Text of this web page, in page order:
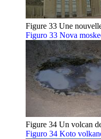
Figure 33 Une
Figuro 33 Nova
Figure 34 Un volcan
Figuro 34 Koto